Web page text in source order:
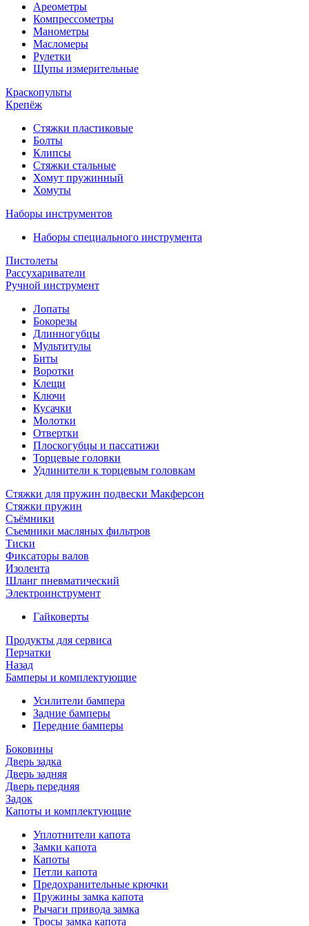
Ареометры
Компрессометры
Манометры
Масломеры
Рулетки
Щупы измерительные
Краскопульты
Крепёж
Стяжки пластиковые
Болты
Клипсы
Стяжки стальные
Хомут пружинный
Хомуты
Наборы инструментов
Наборы специального инструмента
Пистолеты
Рассухариватели
Ручной инструмент
Лопаты
Бокорезы
Длинногубцы
Мультитулы
Биты
Воротки
Клещи
Ключи
Кусачки
Молотки
Отвертки
Плоскогубцы и пассатижи
Торцевые головки
Удлинители к торцевым головкам
Стяжки для пружин подвески Макферсон
Стяжки пружин
Съёмники
Съемники масляных фильтров
Тиски
Фиксаторы валов
Изолента
Шланг пневматический
Электроинструмент
Гайковерты
Продукты для сервиса
Перчатки
Назад
Бамперы и комплектующие
Усилители бампера
Задние бамперы
Передние бамперы
Боковины
Дверь задка
Дверь задняя
Дверь передняя
Задок
Капоты и комплектующие
Уплотнители капота
Замки капота
Капоты
Петли капота
Предохранительные крючки
Пружины замка капота
Рычаги привода замка
Тросы замка капота